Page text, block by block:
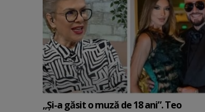
„Și-a găsit o muză de 18 ani”. Teo